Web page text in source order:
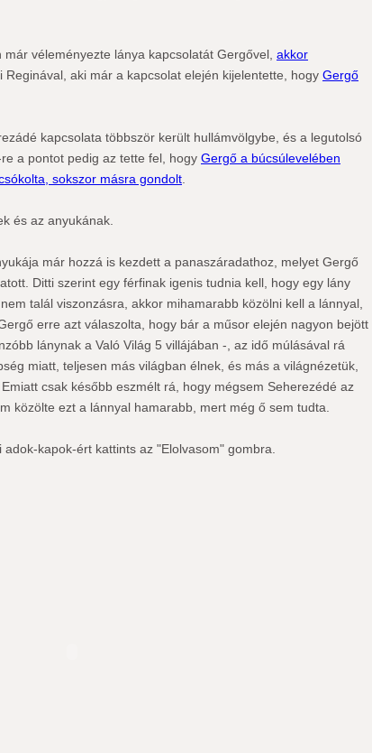
véleményezte lánya kapcsolatát Gergővel, akkor
Reginával, aki már a kapcsolat elején kijelentette, hogy Gergő
kapcsolata többször került hullámvölgybe, és a legutolsó
a pontot pedig az tette fel, hogy Gergő a búcsúlevelében
sokszor másra gondolt
és az anyukának.
már hozzá is kezdett a panaszáradathoz, melyet Gergő
Ditti szerint egy férfinak igenis tudnia kell, hogy egy lány
talál viszonzásra, akkor mihamarabb közölni kell a lánnyal,
erre azt válaszolta, hogy bár a műsor elején nagyon bejött
lánynak a Való Világ 5 villájában -, az idő múlásával rá
miatt, teljesen más világban élnek, és más a világnézetük,
csak később eszmélt rá, hogy mégsem Seherezédé az
közölte ezt a lánnyal hamarabb, mert még ő sem tudta.
kapok-ért kattints az "Elolvasom" gombra.